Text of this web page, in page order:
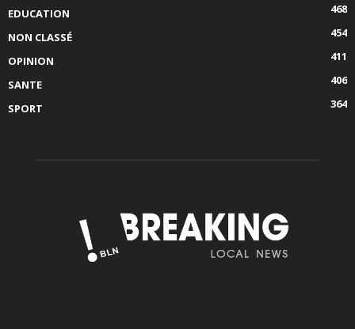
EDUCATION
468
NON CLASSÉ
454
OPINION
411
SANTE
406
SPORT
364